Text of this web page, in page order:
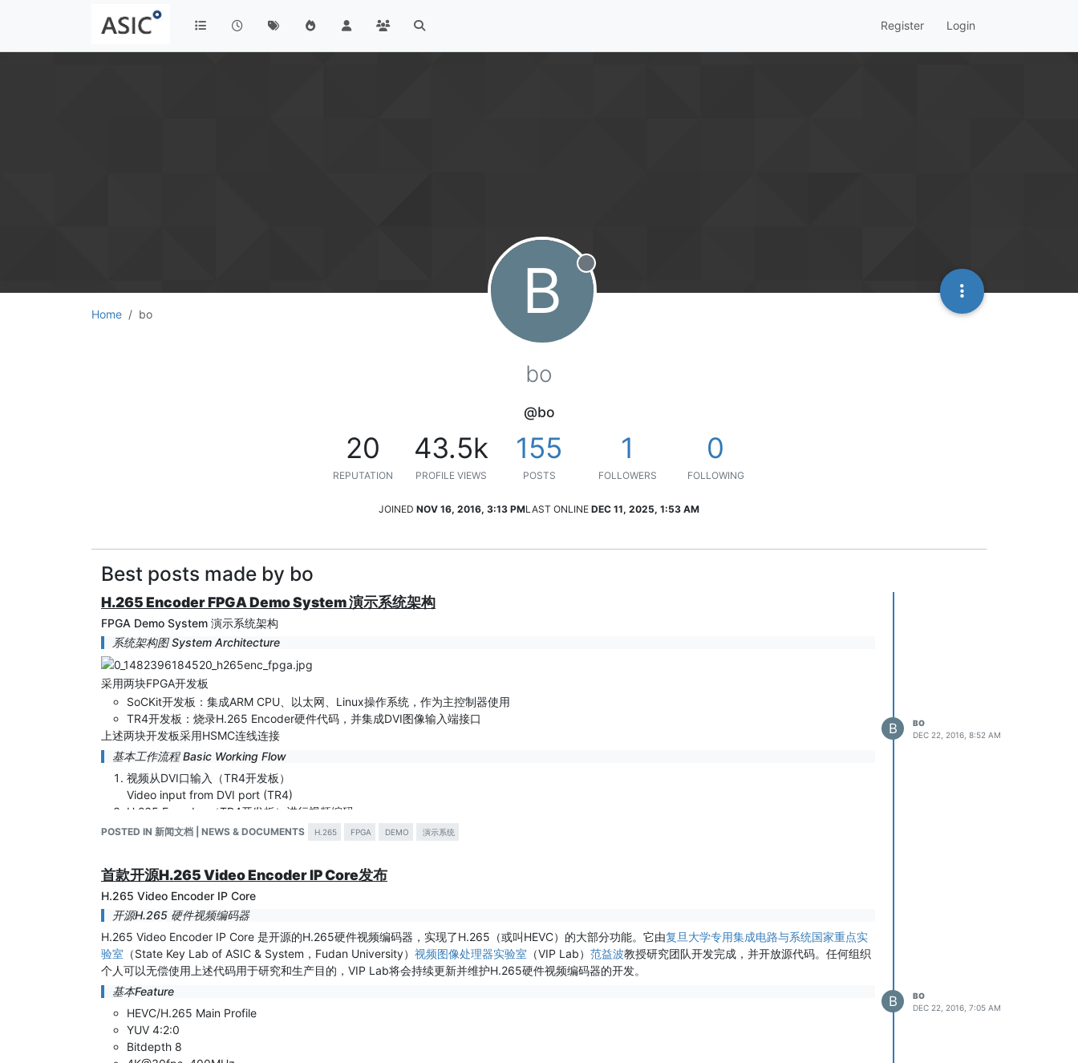
Register Login
Home bo B Offline
bo
@bo
20
REPUTATION
43.5k
PROFILE VIEWS
155
POSTS
1
FOLLOWERS
0
FOLLOWING
JOINED NOV 16, 2016, 3:13 PMLAST ONLINE DEC 11, 2025, 1:53 AM
Best posts made by bo
H.265 Encoder FPGA Demo System 演示系统架构
FPGA Demo System 演示系统架构
系统架构图 System Architecture
采用两块FPGA开发板
SoCKit开发板：集成ARM CPU、以太网、Linux操作系统，作为主控制器使用
TR4开发板：烧录H.265 Encoder硬件代码，并集成DVI图像输入端接口
上述两块开发板采用HSMC连线连接
基本工作流程 Basic Working Flow
视频从DVI口输入（TR4开发板）
Video input from DVI port (TR4)
H.265 Encoder （TR4开发板）进行视频编码
H.265 Encoder encoding video (TR4)
ARM CPU（SoCKit开发板）完成RTSP网络打包，并发送给客户端PC主机
Packing video stream to RTSP by ARM CPU (SoCKit), send it to client PC
客户端PC主机用VLC播放器进行解码播放
The client PC decode bitstream and display it by VLC player.
POSTED IN 新闻文档 | NEWS & DOCUMENTS H.265 FPGA DEMO 演示系统
B
BO
DEC 22, 2016, 8:52 AM
首款开源H.265 Video Encoder IP Core发布
H.265 Video Encoder IP Core
开源H.265 硬件视频编码器
H.265 Video Encoder IP Core 是开源的H.265硬件视频编码器，实现了H.265（或叫HEVC）的大部分功能。它由复旦大学专用集成电路与系统国家重点实
验室 （State Key Lab of ASIC & System，Fudan University） 视频图像处理器实验室 （VIP Lab） 范益波教授研究团队开发完成，并开放源代码。任何组织
个人可以无偿使用上述代码用于研究和生产目的，VIP Lab将会持续更新并维护H.265硬件视频编码器的开发。
基本Feature
HEVC/H.265 Main Profile
YUV 4:2:0
Bitdepth 8
B
BO
DEC 22, 2016, 7:05 AM